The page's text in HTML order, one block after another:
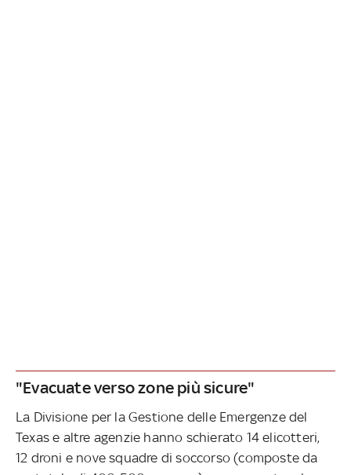
"Evacuate verso zone più sicure"
La Divisione per la Gestione delle Emergenze del
Texas e altre agenzie hanno schierato 14 elicotteri,
12 droni e nove squadre di soccorso (composte da